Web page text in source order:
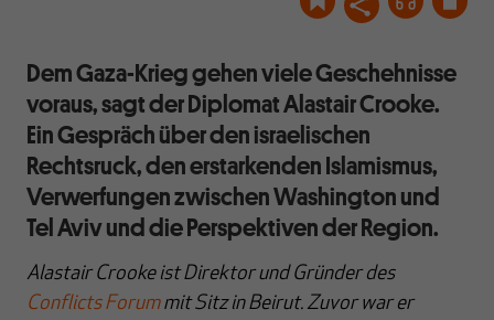
Dem Gaza-Krieg gehen viele Geschehnisse
voraus, sagt der Diplomat Alastair Crooke.
Ein Gespräch über den israelischen
Rechtsruck, den erstarkenden Islamismus,
Verwerfungen zwischen Washington und
Tel Aviv und die Perspektiven der Region.
Alastair Crooke ist Direktor und Gründer des
Conflicts Forummit Sitz in Beirut. Zuvor war er